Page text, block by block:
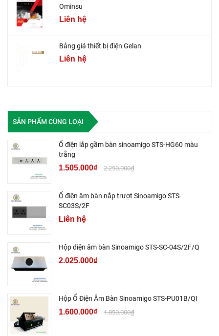
Ominsu
Liên hệ
Bảng giá thiết bị điện Gelan
Liên hệ
SẢN PHẨM CÙNG LOẠI
Ổ điện lắp gầm bàn sinoamigo STS-HG60 màu
trắng
1.505.000₫ 2.250.000₫
Ổ điện âm bàn nắp trượt Sinoamigo STS-
SC03S/2F
Liên hệ
Hộp điện âm bàn Sinoamigo STS-SC-04S/2F/Q
2.025.000₫
Hộp Ổ Điện Âm Bàn Sinoamigo STS-PU01B/QI
1.600.000₫ 1.850.000₫